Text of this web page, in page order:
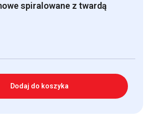
spiralowane z twardą
Dodaj do koszyka